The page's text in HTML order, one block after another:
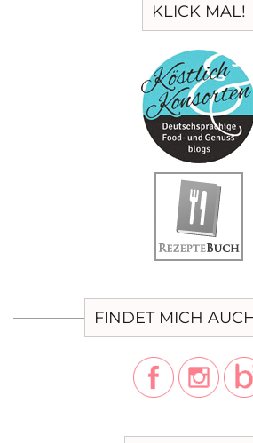
KLICK MAL!
FINDET MICH